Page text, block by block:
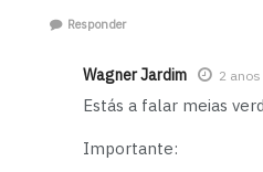
Responder
Wagner Jardim 2
Estás a falar meias
Importante: